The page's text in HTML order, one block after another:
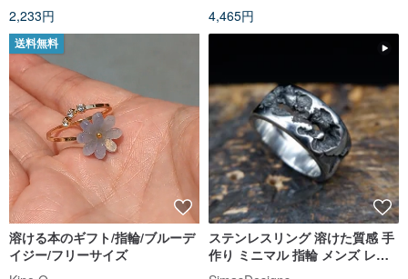
2,233円
4,465円
送料無料
溶ける本のギフト/指輪/ブルーデ
イジー/フリーサイズ
ステンレスリング 溶けた質感 手
作り ミニマル 指輪 メンズ レデ
ィース 工業デザイン